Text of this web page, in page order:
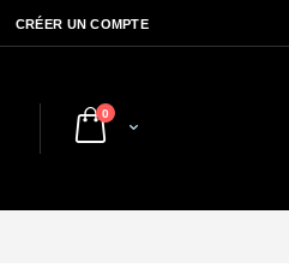
CRÉER UN COMPTE
Cart
0articles